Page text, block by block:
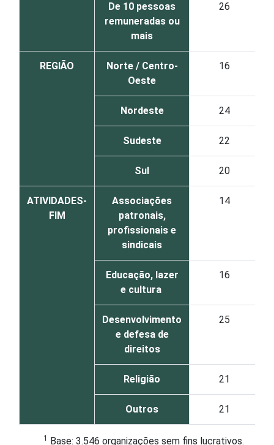
De 10 pessoas
remuneradas ou
mais
26
REGIÃO
Norte / Centro-
Oeste
16
Nordeste 24
Sudeste 22
Sul 20
ATIVIDADES-
FIM
Associações
patronais,
profissionais e
sindicais
14
Educação, lazer
e cultura
16
Desenvolvimento
e defesa de
direitos
25
Religião 21
Outros 21
1 Base: 3.546 organizações sem fins lucrativos.